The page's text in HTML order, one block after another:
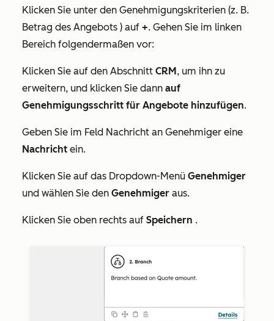
Klicken Sie unter den Genehmigungskriterien (z. B.
Betrag des Angebots ) auf +. Gehen Sie im linken
Bereich folgendermaßen vor:
Klicken Sie auf den Abschnitt CRM, um ihn zu
erweitern, und klicken Sie dann auf
Genehmigungsschritt für Angebote hinzufügen.
Geben Sie im Feld Nachricht an Genehmiger eine
Nachricht ein.
Klicken Sie auf das Dropdown-Menü Genehmiger
und wählen Sie den Genehmiger aus.
Klicken Sie oben rechts auf Speichern .